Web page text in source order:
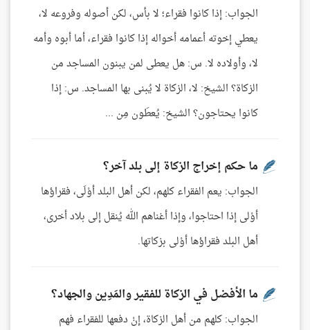
الجواب: إذا كانوا فقراء؛ لا بأس، لكن أصوله وفروعه لا،
يعطي إخوته أعمامه أخواله إذا كانوا فقراء، أما أبوه وأمه
لا، وأولاده لا. س: هل يعطى لمن يبنون المساجد من
الزكاة؟ الشيخ: لا، الزكاة لا يُبنى بها المساجد. س: إذا
كانوا يحتاجون؟ الشيخ: يُعطَون مِن ...
ما حكم إخراج الزكاة إلى بلد آخر؟
الجواب: يعم الفقراء كلهم، لكن أهل البلد أوْلَى، فقراؤها
أوْلى إذا احتاجوا، وإذا أغناهم الله يُنقل إلى بلاد أخرى،
أهل البلد فقراؤها أوْلى بزكاتها.
ما الأفضل في الزكاة للفقير والمَدِين والجهاد؟
الجواب: كلهم من أهل الزكاة، إنْ دفعها للفقراء فهم